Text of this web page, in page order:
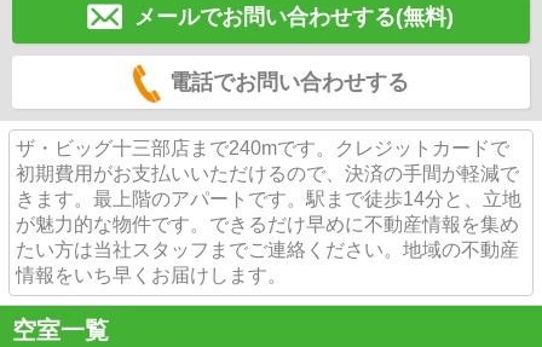
メールでお問い合わせする(無料)
電話でお問い合わせする
ザ・ビッグ十三部店まで240mです。クレジットカードで
初期費用がお支払いいただけるので、決済の手間が軽減で
きます。最上階のアパートです。駅まで徒歩14分と、立地
が魅力的な物件です。できるだけ早めに不動産情報を集め
たい方は当社スタッフまでご連絡ください。地域の不動産
情報をいち早くお届けします。
空室一覧